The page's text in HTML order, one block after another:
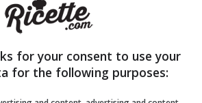
for your consent to use your
for the following purposes: